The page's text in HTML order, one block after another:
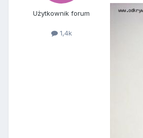
Użytkownik forum
1,4k